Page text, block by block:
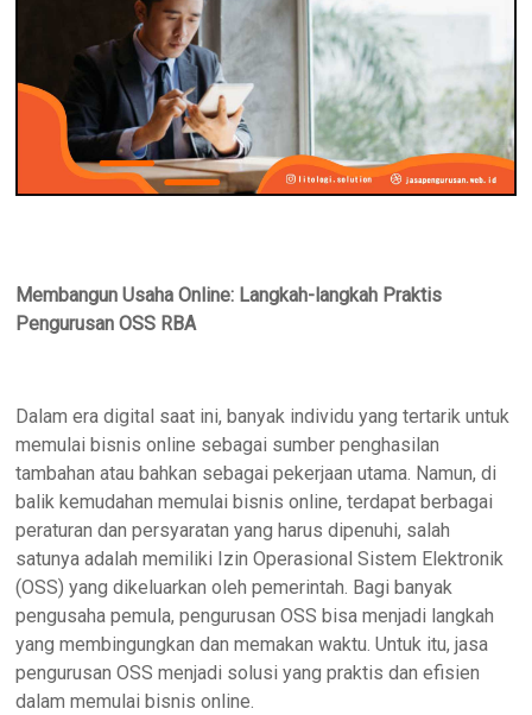
Membangun Usaha Online: Langkah-langkah Praktis
Pengurusan OSS RBA
Dalam era digital saat ini, banyak individu yang tertarik untuk
memulai bisnis online sebagai sumber penghasilan
tambahan atau bahkan sebagai pekerjaan utama. Namun, di
balik kemudahan memulai bisnis online, terdapat berbagai
peraturan dan persyaratan yang harus dipenuhi, salah
satunya adalah memiliki Izin Operasional Sistem Elektronik
(OSS) yang dikeluarkan oleh pemerintah. Bagi banyak
pengusaha pemula, pengurusan OSS bisa menjadi langkah
yang membingungkan dan memakan waktu. Untuk itu, jasa
pengurusan OSS menjadi solusi yang praktis dan efisien
dalam memulai bisnis online.